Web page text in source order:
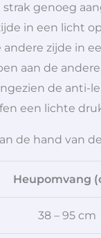
genoeg
in een licht
zijde in
aan de
de
een lichte
de hand van
Heupomvang
38 – 95 cm